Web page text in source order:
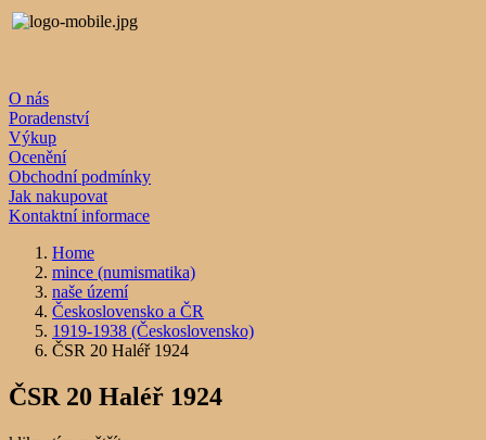
O nás
Poradenství
Výkup
Ocenění
Obchodní podmínky
Jak nakupovat
Kontaktní informace
Home
mince (numismatika)
naše území
Československo a ČR
1919-1938 (Československo)
ČSR 20 Haléř 1924
ČSR 20 Haléř 1924